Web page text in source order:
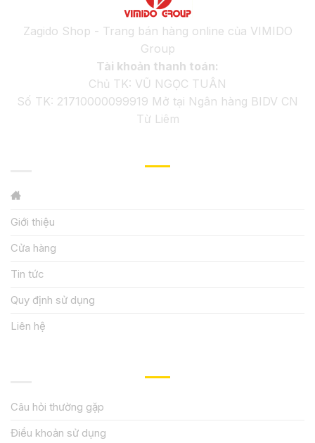
Zagido Shop - Trang bán hàng online của VIMIDO
Group
Tài khoản thanh toán:
Chủ TK: VŨ NGỌC TUÂN
Số TK: 21710000099919 Mở tại Ngân hàng BIDV CN
Từ Liêm
Giới thiệu
Cửa hàng
Tin tức
Quy định sử dụng
Liên hệ
Câu hỏi thường gặp
Điều khoản sử dụng